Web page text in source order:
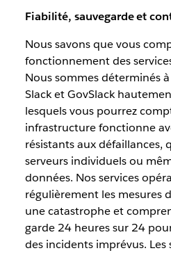
Fiabilité, sauvegarde et
Nous savons que vous
fonctionnement des
Nous sommes déterminés
Slack et GovSlack
lesquels vous pourrez
infrastructure fonctionne
résistants aux défaillances,
serveurs individuels ou
données. Nos services
régulièrement les mesures
une catastrophe et
garde 24 heures sur 24
des incidents imprévus. Les